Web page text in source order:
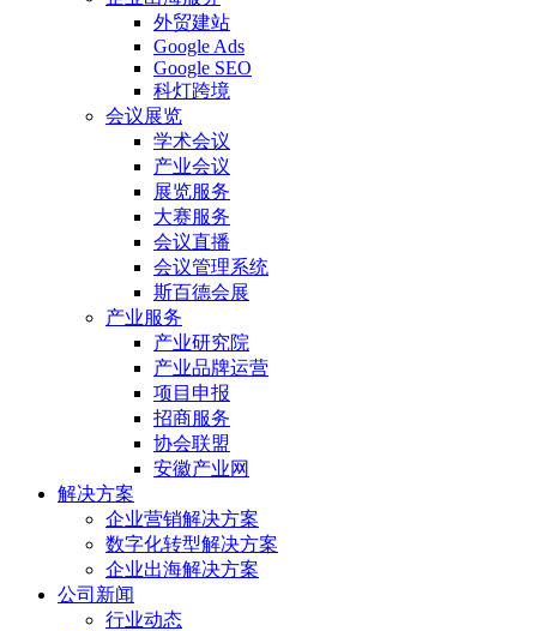
外贸建站
Google Ads
Google SEO
科灯跨境
会议展览
学术会议
产业会议
展览服务
大赛服务
会议直播
会议管理系统
斯百德会展
产业服务
产业研究院
产业品牌运营
项目申报
招商服务
协会联盟
安徽产业网
解决方案
企业营销解决方案
数字化转型解决方案
企业出海解决方案
公司新闻
行业动态